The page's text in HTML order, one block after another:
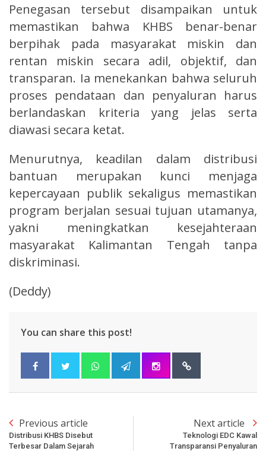
Penegasan tersebut disampaikan untuk
memastikan bahwa KHBS benar-benar
berpihak pada masyarakat miskin dan
rentan miskin secara adil, objektif, dan
transparan. Ia menekankan bahwa seluruh
proses pendataan dan penyaluran harus
berlandaskan kriteria yang jelas serta
diawasi secara ketat.
Menurutnya, keadilan dalam distribusi
bantuan merupakan kunci menjaga
kepercayaan publik sekaligus memastikan
program berjalan sesuai tujuan utamanya,
yakni meningkatkan kesejahteraan
masyarakat Kalimantan Tengah tanpa
diskriminasi.
(Deddy)
You can share this post!
Previous article
Distribusi KHBS Disebut
Terbesar Dalam Sejarah
Next article
Teknologi EDC Kawal
Transparansi Penyaluran